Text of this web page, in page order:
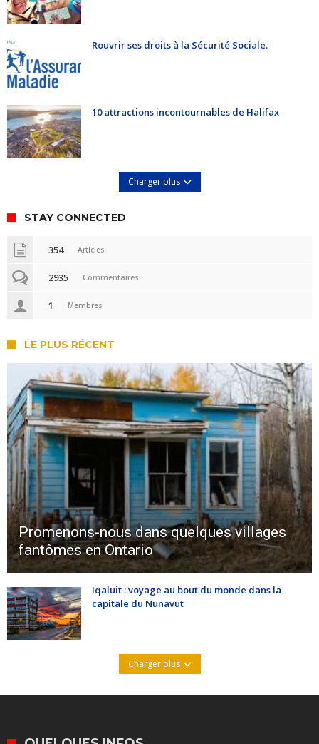
Rouvrir ses droits à la Sécurité Sociale.
10 attractions incontournables de Halifax
Charger plus
STAY CONNECTED
354 Articles
2935 Commentaires
1 Membres
LE PLUS RÉCENT
Promenons-nous dans quelques villages
fantômes en Ontario
Iqaluit : voyage au bout du monde dans la
capitale du Nunavut
Charger plus